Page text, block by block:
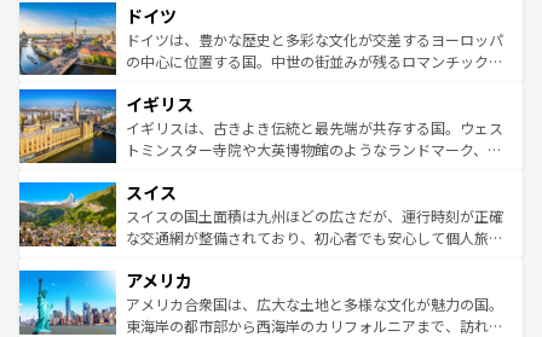
せる。地方によって風土や気候が異なるスペインはその個
性で訪れる人を魅了する。 なお、新着のスペイン情報は コ
ンテンツ一覧を参照してほしい。
で、幅広い魅力が詰まっている。華麗な宮殿、歴史的な大
聖堂、美しいビーチ、そして豊かな自然が、訪れる者を心
から魅了する。また、フランスは美食の国としても知ら
いる。シャンパンの発祥地であるランス、プロヴァンスの
香り高いラベンダー畑など、多彩な楽しみ方が可能だ。さ
らに、パリ以外の地域にも魅力が溢れており、どの街角に
れる地方に足を運ぶとそれぞれで全く異なる文化を体験で
きるだろう。 なお、新着のフランス情報はコンテンツ一覧
を参照してほしい。
ドイツ
ドイツは、豊かな歴史と多彩な文化が交差するヨーロッパ
の中心に位置する国。中世の街並みが残るロマンチック街
顔を持つこの国は、どこを歩いても飽きることがない。ベ
ルリンの文化的活気、バイエルン州のアルプスの絶景、そ
してライン川沿いのワイン畑といった風景は必見。ビール
は、お酒好きな人にはぜひ体験してほしい。 なお、新着の
ドイツ情報はコンテンツ一覧を参照してほしい。
イギリス
イギリスは、古きよき伝統と最先端が共存する国。ウェス
トミンスター寺院や大英博物館のようなランドマーク、歴
リアごとに異なる魅力がある。また、優雅なアフタヌーン
ティー、ビール好きにはたまらない英国パブ、サッカー観
戦など、本場だからこそできる体験も豊富。イギリスを旅
ンツ一覧を参照してほしい。
スイス
スイスの国土面積は九州ほどの広さだが、運行時刻が正確
な交通網が整備されており、初心者でも安心して個人旅行
の建物がそのまま残る町や、スイスならではのユニークな
博物館もあり、アルプス観光だけでなく町歩きも満喫する
ことができる。国民の所得が高いため物価も高いが、旅行
アメリカ
アメリカ合衆国は、広大な土地と多様な文化が魅力の国。
東海岸の都市部から西海岸のカリフォルニアまで、訪れる